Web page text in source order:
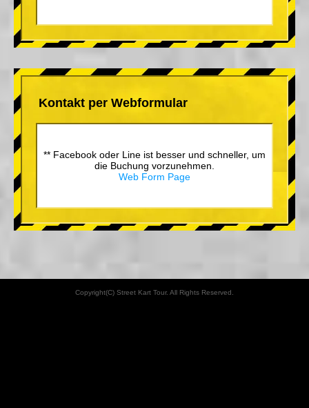
Kontakt per Webformular
** Facebook oder Line ist besser und schneller, um
die Buchung vorzunehmen.
Web Form Page
Copyright(C) Street Kart Tour. All Rights Reserved.